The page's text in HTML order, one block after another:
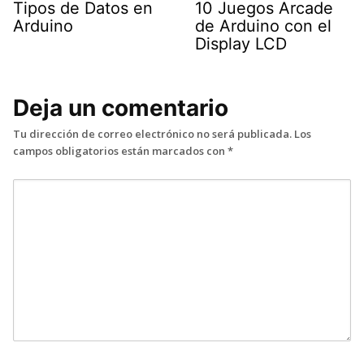
Tipos de Datos en
Arduino
10 Juegos Arcade
de Arduino con el
Display LCD
Deja un comentario
Tu dirección de correo electrónico no será publicada. Los
campos obligatorios están marcados con *